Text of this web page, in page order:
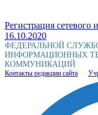
Регистрация
16.10.2020
ФЕДЕРАЛЬНОЙ
ИНФОРМАЦИОННЫХ
КОММУНИКАЦИЙ
Контакты редакции сайта